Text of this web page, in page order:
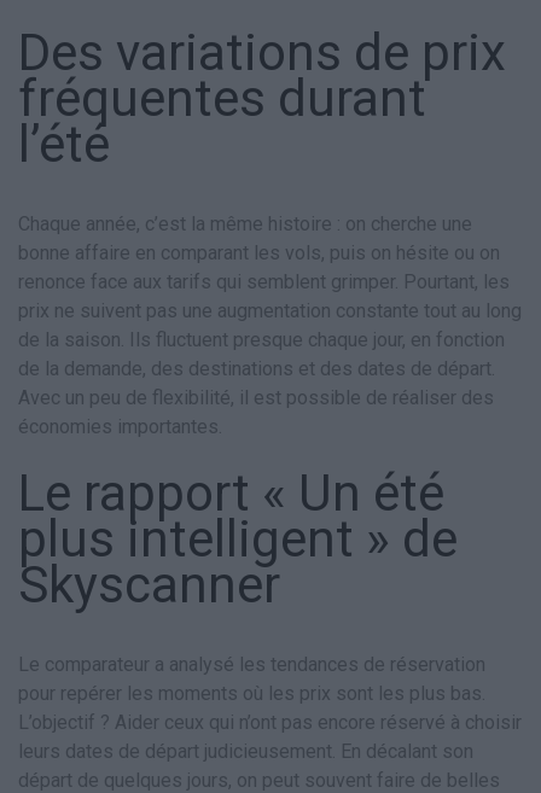
Des variations de prix
fréquentes durant
l’été
Chaque année, c’est la même histoire : on cherche une
bonne affaire en comparant les vols, puis on hésite ou on
renonce face aux tarifs qui semblent grimper. Pourtant, les
prix ne suivent pas une augmentation constante tout au long
de la saison. Ils fluctuent presque chaque jour, en fonction
de la demande, des destinations et des dates de départ.
Avec un peu de flexibilité, il est possible de réaliser des
économies importantes.
Le rapport « Un été
plus intelligent » de
Skyscanner
Le comparateur a analysé les tendances de réservation
pour repérer les moments où les prix sont les plus bas.
L’objectif ? Aider ceux qui n’ont pas encore réservé à choisir
leurs dates de départ judicieusement. En décalant son
départ de quelques jours, on peut souvent faire de belles